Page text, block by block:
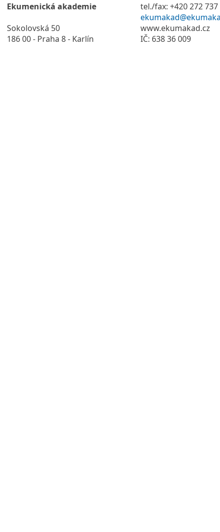
Ekumenická akademie
Sokolovská 50
186 00 - Praha 8 - Karlín
tel./fax: +420 272 737
www.ekumakad.cz
IČ: 638 36 009